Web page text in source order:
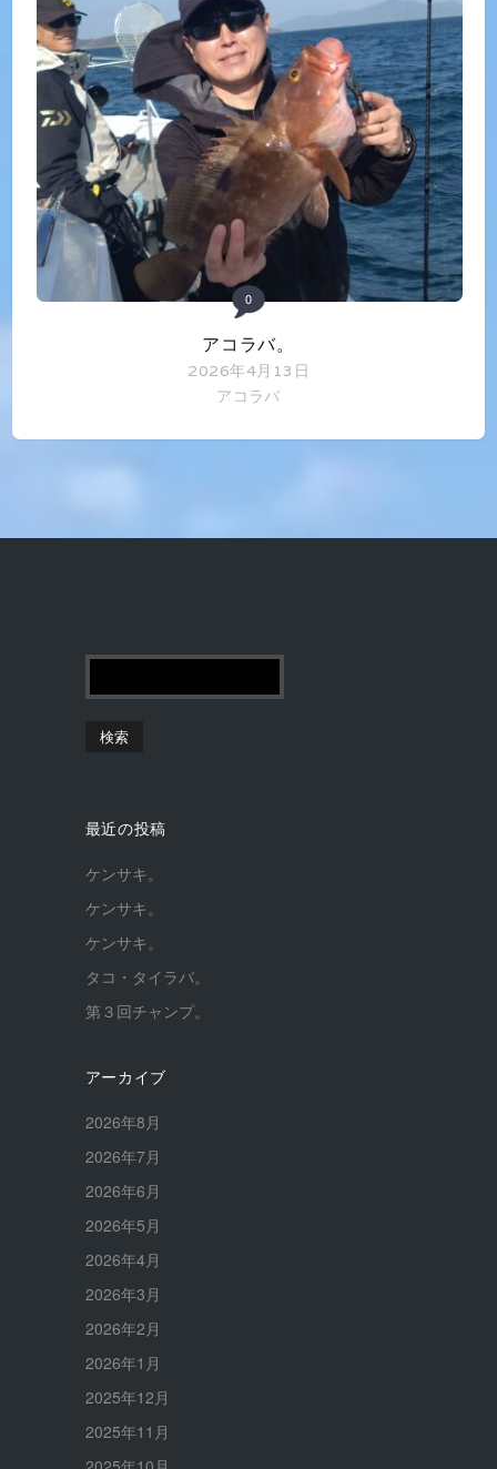
0
アコラバ。
2026年4月13日
アコラバ
最近の投稿
ケンサキ。
ケンサキ。
ケンサキ。
タコ・タイラバ。
第３回チャンプ。
アーカイブ
2026年8月
2026年7月
2026年6月
2026年5月
2026年4月
2026年3月
2026年2月
2026年1月
2025年12月
2025年11月